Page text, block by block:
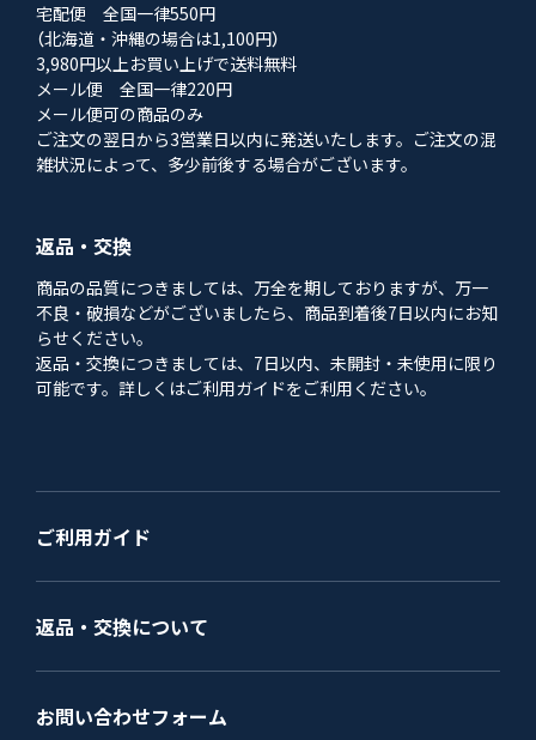
宅配便 全国一律550円
（北海道・沖縄の場合は1,100円）
3,980円以上お買い上げで送料無料
メール便 全国一律220円
メール便可の商品のみ
ご注文の翌日から3営業日以内に発送いたします。ご注文の混
雑状況によって、多少前後する場合がございます。
返品・交換
商品の品質につきましては、万全を期しておりますが、万一
不良・破損などがございましたら、商品到着後7日以内にお知
らせください。
返品・交換につきましては、7日以内、未開封・未使用に限り
可能です。詳しくはご利用ガイドをご利用ください。
ご利用ガイド
返品・交換について
お問い合わせフォーム